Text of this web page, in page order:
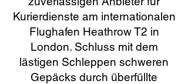
Kurierdienste am internationalen
Flughafen Heathrow T2 in
London. Schluss mit dem
lästigen Schleppen schweren
Gepäcks durch überfüllte